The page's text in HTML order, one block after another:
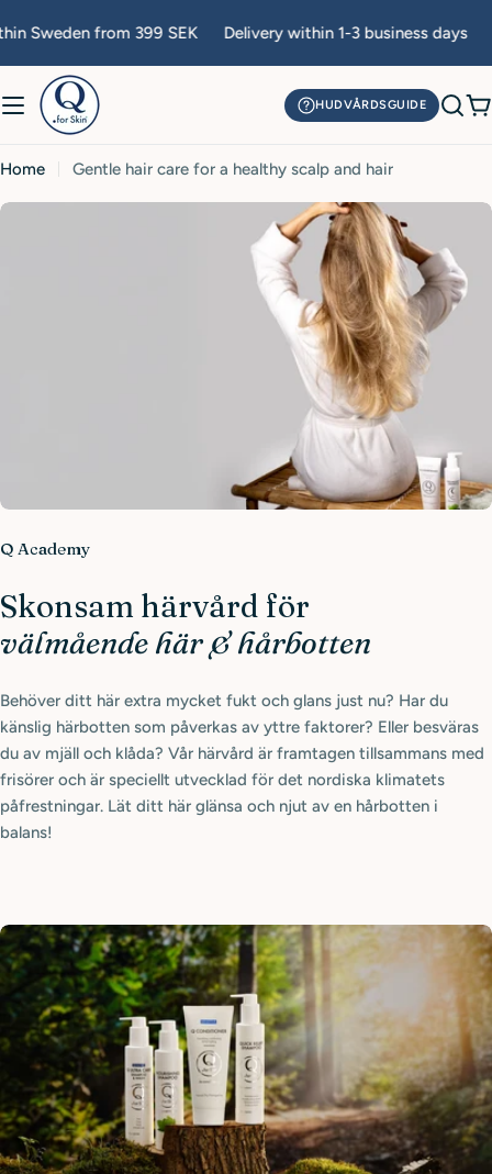
to
content
from 399 SEK Delivery within 1-3 business days
HUDVÅRDSGUIDE
Home Gentle hair care for a healthy scalp and hair
Q Academy
Skonsam härvård för
välmående här & hårbotten
Behöver ditt här extra mycket fukt och glans just nu? Har du
känslig härbotten som påverkas av yttre faktorer? Eller besväras
du av mjäll och klåda? Vår härvård är framtagen tillsammans med
frisörer och är speciellt utvecklad för det nordiska klimatets
påfrestningar. Lät ditt här glänsa och njut av en hårbotten i
balans!